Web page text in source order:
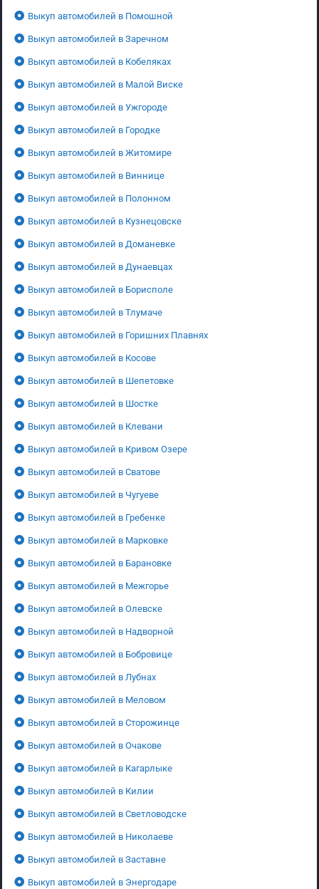
Выкуп автомобилей в Помошной
Выкуп автомобилей в Заречном
Выкуп автомобилей в Кобеляках
Выкуп автомобилей в Малой Виске
Выкуп автомобилей в Ужгороде
Выкуп автомобилей в Городке
Выкуп автомобилей в Житомире
Выкуп автомобилей в Виннице
Выкуп автомобилей в Полонном
Выкуп автомобилей в Кузнецовске
Выкуп автомобилей в Доманевке
Выкуп автомобилей в Дунаевцах
Выкуп автомобилей в Борисполе
Выкуп автомобилей в Тлумаче
Выкуп автомобилей в Горишних Плавнях
Выкуп автомобилей в Косове
Выкуп автомобилей в Шепетовке
Выкуп автомобилей в Шостке
Выкуп автомобилей в Клевани
Выкуп автомобилей в Кривом Озере
Выкуп автомобилей в Сватове
Выкуп автомобилей в Чугуеве
Выкуп автомобилей в Гребенке
Выкуп автомобилей в Марковке
Выкуп автомобилей в Барановке
Выкуп автомобилей в Межгорье
Выкуп автомобилей в Олевске
Выкуп автомобилей в Надворной
Выкуп автомобилей в Бобровице
Выкуп автомобилей в Лубнах
Выкуп автомобилей в Меловом
Выкуп автомобилей в Сторожинце
Выкуп автомобилей в Очакове
Выкуп автомобилей в Кагарлыке
Выкуп автомобилей в Килии
Выкуп автомобилей в Светловодске
Выкуп автомобилей в Николаеве
Выкуп автомобилей в Заставне
Выкуп автомобилей в Энергодаре